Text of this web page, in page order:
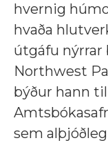
hvernig
hvaða
útgáfu nýrrar
Northwest
býður hann
sem